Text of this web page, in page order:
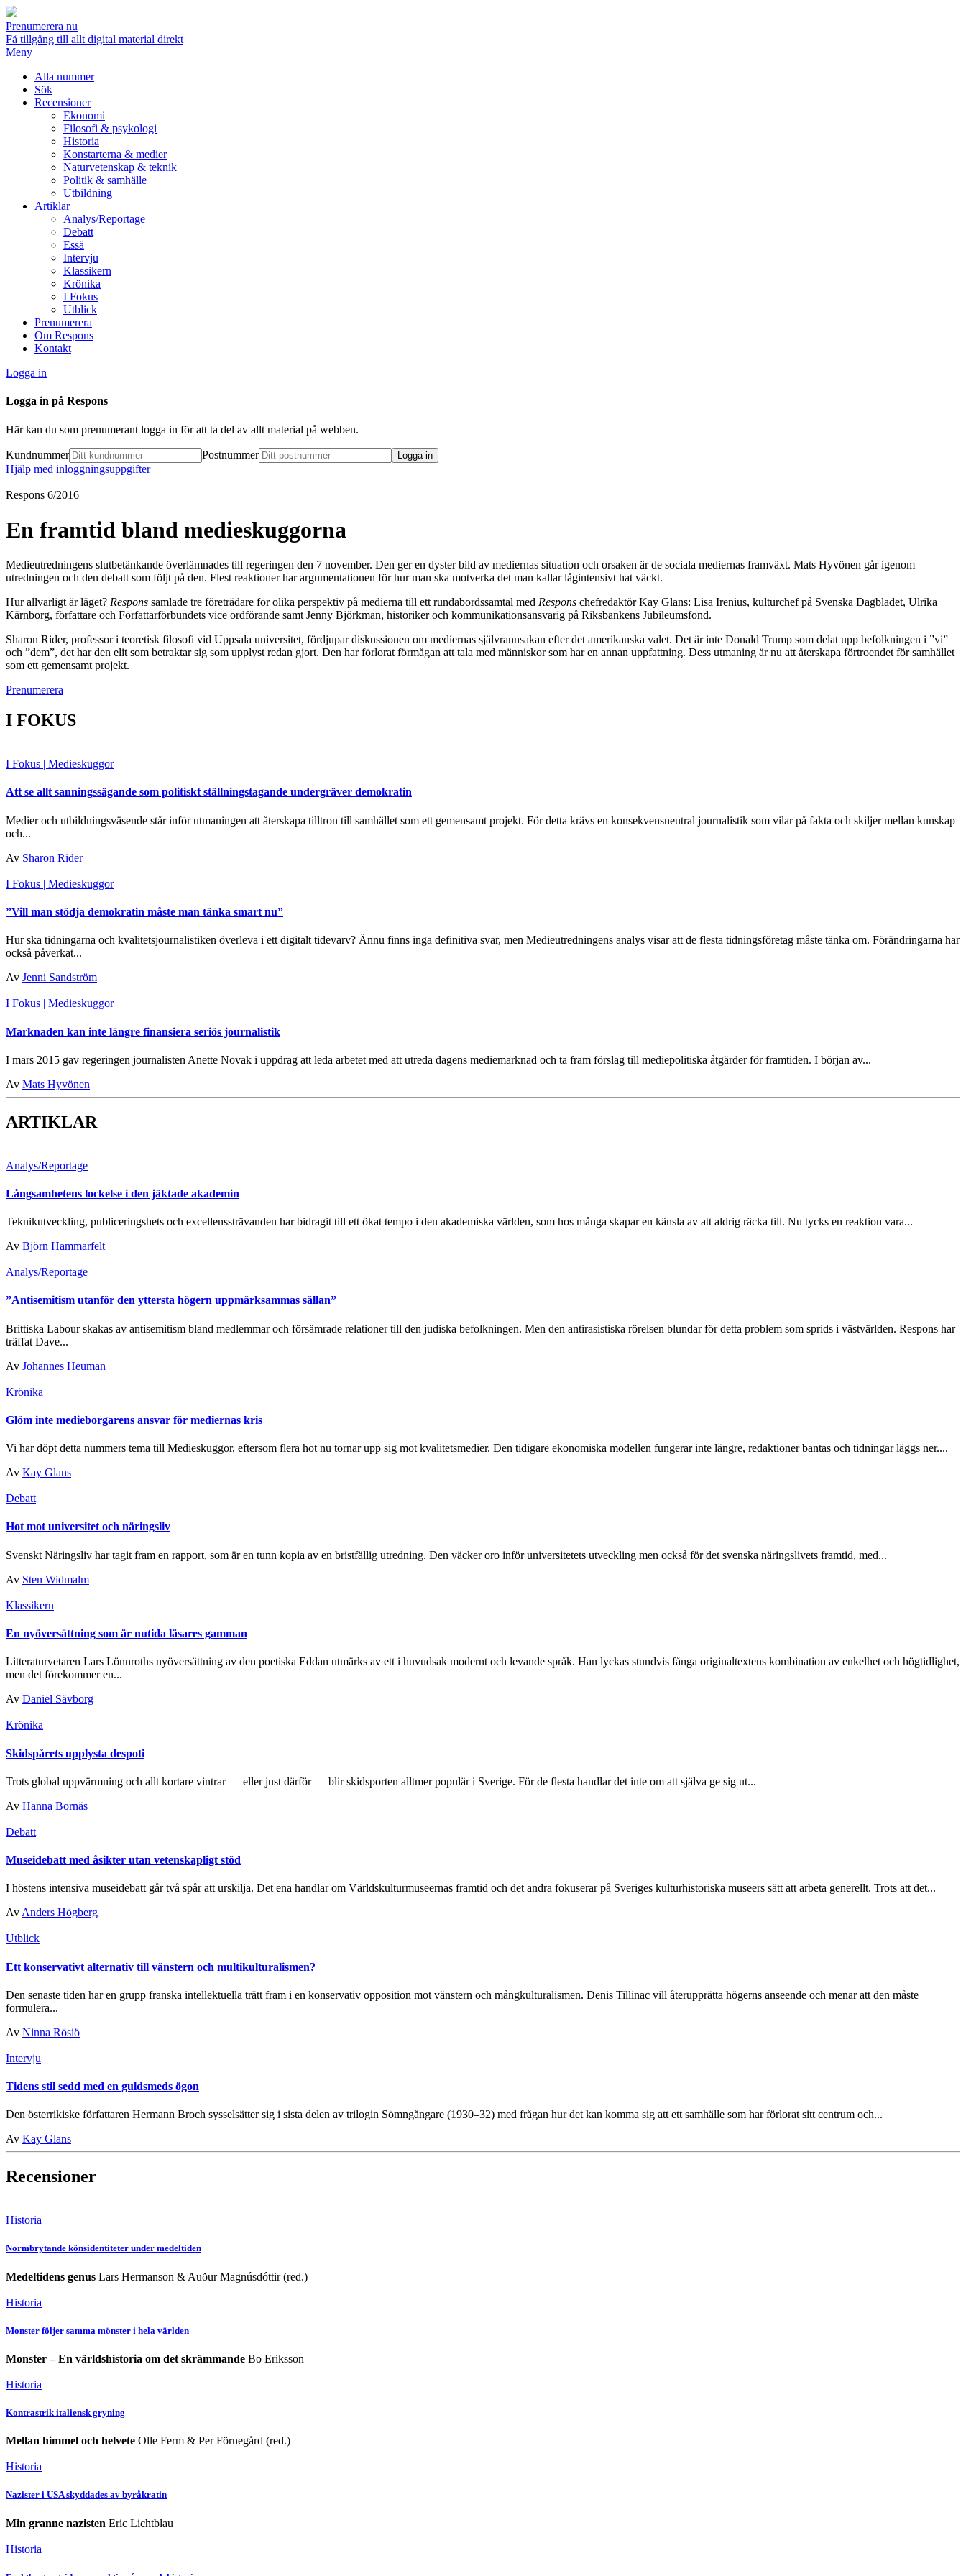
Prenumerera nu
Få tillgång till allt digital material direkt
Meny
Alla nummer
Sök
Recensioner
Ekonomi
Filosofi & psykologi
Historia
Konstarterna & medier
Naturvetenskap & teknik
Politik & samhälle
Utbildning
Artiklar
Analys/Reportage
Debatt
Essä
Intervju
Klassikern
Krönika
I Fokus
Utblick
Prenumerera
Om Respons
Kontakt
Logga in
Logga in på Respons
Här kan du som prenumerant logga in för att ta del av allt material på webben.
Kundnummer
Postnummer
Hjälp med inloggningsuppgifter
Respons 6/2016
En framtid bland medieskuggorna
Medieutredningens slutbetänkande överlämnades till regeringen den 7 november. Den ger en dyster bild av mediernas situation och orsaken är de sociala mediernas framväxt. Mats Hyvönen går igenom
utredningen och den debatt som följt på den. Flest reaktioner har argumentationen för hur man ska motverka det man kallar lågintensivt hat väckt.
Hur allvarligt är läget? Respons samlade tre företrädare för olika perspektiv på medierna till ett rundabordssamtal med Respons chefredaktör Kay Glans: Lisa Irenius, kulturchef på Svenska Dagbladet, Ulrika
Kärnborg, författare och Författarförbundets vice ordförande samt Jenny Björkman, historiker och kommunikationsansvarig på Riksbankens Jubileumsfond.
Sharon Rider, professor i teoretisk filosofi vid Uppsala universitet, fördjupar diskussionen om mediernas självrannsakan efter det amerikanska valet. Det är inte Donald Trump som delat upp befolkningen i ”vi”
och ”dem”, det har den elit som betraktar sig som upplyst redan gjort. Den har förlorat förmågan att tala med människor som har en annan uppfattning. Dess utmaning är nu att återskapa förtroendet för samhället
som ett gemensamt projekt.
Prenumerera
I FOKUS
I Fokus | Medieskuggor
Att se allt sanningssägande som politiskt ställningstagande undergräver demokratin
Medier och utbildningsväsende står inför utmaningen att återskapa tilltron till samhället som ett gemensamt projekt. För detta krävs en konsekvensneutral journalistik som vilar på fakta och skiljer mellan kunskap
och...
Av Sharon Rider
I Fokus | Medieskuggor
”Vill man stödja demokratin måste man tänka smart nu”
Hur ska tidningarna och kvalitetsjournalistiken överleva i ett digitalt tidevarv? Ännu finns inga definitiva svar, men Medieutredningens analys visar att de flesta tidningsföretag måste tänka om. Förändringarna har
också påverkat...
Av Jenni Sandström
I Fokus | Medieskuggor
Marknaden kan inte längre finansiera seriös journalistik
I mars 2015 gav regeringen journalisten Anette Novak i uppdrag att leda arbetet med att utreda dagens mediemarknad och ta fram förslag till mediepolitiska åtgärder för framtiden. I början av...
Av Mats Hyvönen
ARTIKLAR
Analys/Reportage
Långsamhetens lockelse i den jäktade akademin
Teknikutveckling, publiceringshets och excellenssträvanden har bidragit till ett ökat tempo i den akademiska världen, som hos många skapar en känsla av att aldrig räcka till. Nu tycks en reaktion vara...
Av Björn Hammarfelt
Analys/Reportage
”Antisemitism utanför den yttersta högern uppmärksammas sällan”
Brittiska Labour skakas av antisemitism bland medlemmar och försämrade relationer till den judiska befolkningen. Men den antirasistiska rörelsen blundar för detta problem som sprids i västvärlden. Respons har
träffat Dave...
Av Johannes Heuman
Krönika
Glöm inte medieborgarens ansvar för mediernas kris
Vi har döpt detta nummers tema till Medieskuggor, eftersom flera hot nu tornar upp sig mot kvalitetsmedier. Den tidigare ekonomiska modellen fungerar inte längre, redaktioner bantas och tidningar läggs ner....
Av Kay Glans
Debatt
Hot mot universitet och näringsliv
Svenskt Näringsliv har tagit fram en ­rapport, som är en tunn kopia av en bristfällig utredning. Den väcker oro inför universitetets utveckling men också för det svenska näringslivets framtid, med...
Av Sten Widmalm
Klassikern
En nyöversättning som är nutida läsares gamman
Litteraturvetaren Lars Lönnroths nyöversättning av den poetiska Eddan utmärks av ett i huvudsak modernt och levande språk. Han lyckas stundvis fånga originaltextens ­kombination av enkelhet och högtidlighet,
men det förekommer en...
Av Daniel Sävborg
Krönika
Skidspårets upplysta despoti
Trots global uppvärmning och allt kortare vintrar — eller just därför — blir skidsporten alltmer populär i Sverige. För de flesta handlar det inte om att själva ge sig ut...
Av Hanna Bornäs
Debatt
Museidebatt med åsikter utan vetenskapligt stöd
I höstens intensiva museidebatt går två spår att urskilja. Det ena handlar om Världskulturmuseernas framtid och det andra fokuserar på Sveriges kulturhistoriska museers sätt att arbeta generellt. Trots att det...
Av Anders Högberg
Utblick
Ett konservativt alternativ till vänstern och multikulturalismen?
Den senaste tiden har en grupp franska intellektuella trätt fram i en konservativ opposition mot vänstern och mångkulturalismen. Denis Tillinac vill återupprätta högerns anseende och menar att den måste
formulera...
Av Ninna Rösiö
Intervju
Tidens stil sedd med en guldsmeds ögon
Den österrikiske författaren Hermann Broch sysselsätter sig i sista delen av trilogin Sömngångare (1930–32) med frågan hur det kan komma sig att ett samhälle som har förlorat sitt centrum och...
Av Kay Glans
Recensioner
Historia
Normbrytande könsidentiteter under medeltiden
Medeltidens genus Lars Hermanson & Auður Magnúsdóttir (red.)
Historia
Monster följer samma mönster i hela världen
Monster – En världshistoria om det skrämmande Bo Eriksson
Historia
Kontrastrik italiensk gryning
Mellan himmel och helvete Olle Ferm & Per Förnegård (red.)
Historia
Nazister i USA skyddades av byråkratin
Min granne nazisten Eric Lichtblau
Historia